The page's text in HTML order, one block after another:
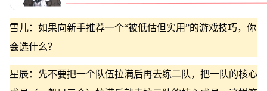
雪儿：如果向新手推荐一个“被低估但实用”的游戏技巧，你
会选什么？
星辰：先不要把一个队伍拉满后再去练二队，把一队的核心